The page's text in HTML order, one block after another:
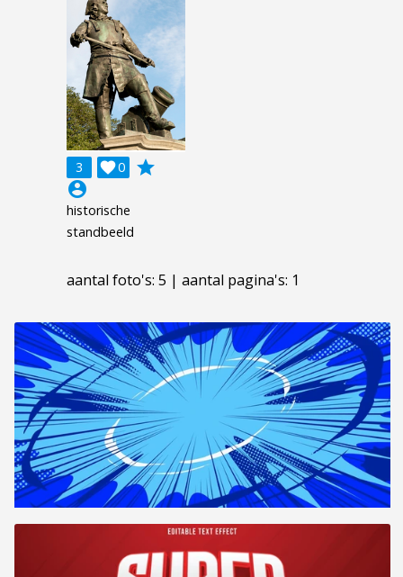
3 0

grade
account_circle
historische
standbeeld
aantal foto's: 5 | aantal pagina's: 1